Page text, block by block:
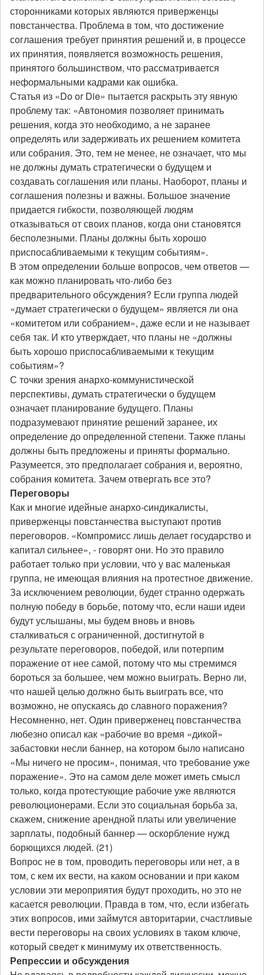
сторонниками которых являются приверженцы
повстанчества. Проблема в том, что достижение
соглашения требует принятия решений и, в процессе
их принятия, появляется возможность решения,
принятого большинством, что рассматривается
неформальными кадрами как ошибка.
Статья из «Do or Die» пытается раскрыть эту явную
проблему так: «Автономия позволяет принимать
решения, когда это необходимо, а не заранее
определять или задерживать их решением комитета
или собрания. Это, тем не менее, не означает, что мы
не должны думать стратегически о будущем и
создавать соглашения или планы. Наоборот, планы и
соглашения полезны и важны. Большое значение
придается гибкости, позволяющей людям
отказываться от своих планов, когда они становятся
бесполезными. Планы должны быть хорошо
приспосабливаемыми к текущим событиям».
В этом определении больше вопросов, чем ответов —
как можно планировать что-либо без
предварительного обсуждения? Если группа людей
«думает стратегически о будущем» является ли она
«комитетом или собранием», даже если и не называет
себя так. И кто утверждает, что планы не «должны
быть хорошо приспосабливаемыми к текущим
событиям»?
С точки зрения анархо-коммунистической
перспективы, думать стратегически о будущем
означает планирование будущего. Планы
подразумевают принятие решений заранее, их
определение до определенной степени. Также планы
должны быть предложены и приняты формально.
Разумеется, это предполагает собрания и, вероятно,
собрания комитета. Зачем отвергать все это?
Переговоры
Как и многие идейные анархо-синдикалисты,
приверженцы повстанчества выступают против
переговоров. «Компромисс лишь делает государство и
капитал сильнее», - говорят они. Но это правило
работает только при условии, что у вас маленькая
группа, не имеющая влияния на протестное движение.
За исключением революции, будет странно одержать
полную победу в борьбе, потому что, если наши идеи
будут услышаны, мы будем вновь и вновь
сталкиваться с ограниченной, достигнутой в
результате переговоров, победой, или потерпим
поражение от нее самой, потому что мы стремимся
бороться за большее, чем можно выиграть. Верно ли,
что нашей целью должно быть выиграть все, что
возможно, не опускаясь до славного поражения?
Несомненно, нет. Один приверженец повстанчества
любезно описал как «рабочие во время «дикой»
забастовки несли баннер, на котором было написано
«Мы ничего не просим», понимая, что требование уже
поражение». Это на самом деле может иметь смысл
только, когда протестующие рабочие уже являются
революционерами. Если это социальная борьба за,
скажем, снижение арендной платы или увеличение
зарплаты, подобный баннер — оскорбление нужд
борющихся людей. (21)
Вопрос не в том, проводить переговоры или нет, а в
том, с кем их вести, на каком основании и при каком
условии эти мероприятия будут проходить, но это не
касается революции. Правда в том, что, если избегать
этих вопросов, ими займутся авторитарии, счастливые
вести переговоры на своих условиях в таком ключе,
который сведет к минимуму их ответственность.
Репрессии и обсуждения